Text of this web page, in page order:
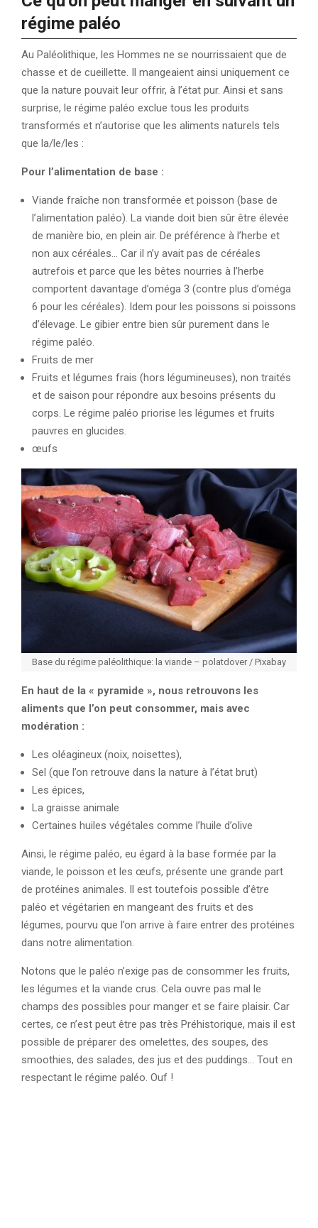
régime paléo
Au Paléolithique, les Hommes ne se nourrissaient que de
chasse et de cueillette. Il mangeaient ainsi uniquement ce
que la nature pouvait leur offrir, à l’état pur. Ainsi et sans
surprise, le régime paléo exclue tous les produits
transformés et n’autorise que les aliments naturels tels
que la/le/les :
Pour l’alimentation de base :
Viande fraîche non transformée et poisson (base de
l’alimentation paléo). La viande doit bien sûr être élevée
de manière bio, en plein air. De préférence à l’herbe et
non aux céréales… Car il n’y avait pas de céréales
autrefois et parce que les bêtes nourries à l’herbe
comportent davantage d’oméga 3 (contre plus d’oméga
6 pour les céréales). Idem pour les poissons si poissons
d’élevage. Le gibier entre bien sûr purement dans le
régime paléo.
Fruits de mer
Fruits et légumes frais (hors légumineuses), non traités
et de saison pour répondre aux besoins présents du
corps. Le régime paléo priorise les légumes et fruits
pauvres en glucides.
œufs
Base du régime paléolithique: la viande – polatdover / Pixabay
En haut de la « pyramide », nous retrouvons les
aliments que l’on peut consommer, mais avec
modération :
Les oléagineux (noix, noisettes),
Sel (que l’on retrouve dans la nature à l’état brut)
Les épices,
La graisse animale
Certaines huiles végétales comme l’huile d’olive
Ainsi, le régime paléo, eu égard à la base formée par la
viande, le poisson et les œufs, présente une grande part
de protéines animales. Il est toutefois possible d’être
paléo et végétarien en mangeant des fruits et des
légumes, pourvu que l’on arrive à faire entrer des protéines
dans notre alimentation.
Notons que le paléo n’exige pas de consommer les fruits,
les légumes et la viande crus. Cela ouvre pas mal le
champs des possibles pour manger et se faire plaisir. Car
certes, ce n’est peut être pas très Préhistorique, mais il est
possible de préparer des omelettes, des soupes, des
smoothies, des salades, des jus et des puddings… Tout en
respectant le régime paléo. Ouf !